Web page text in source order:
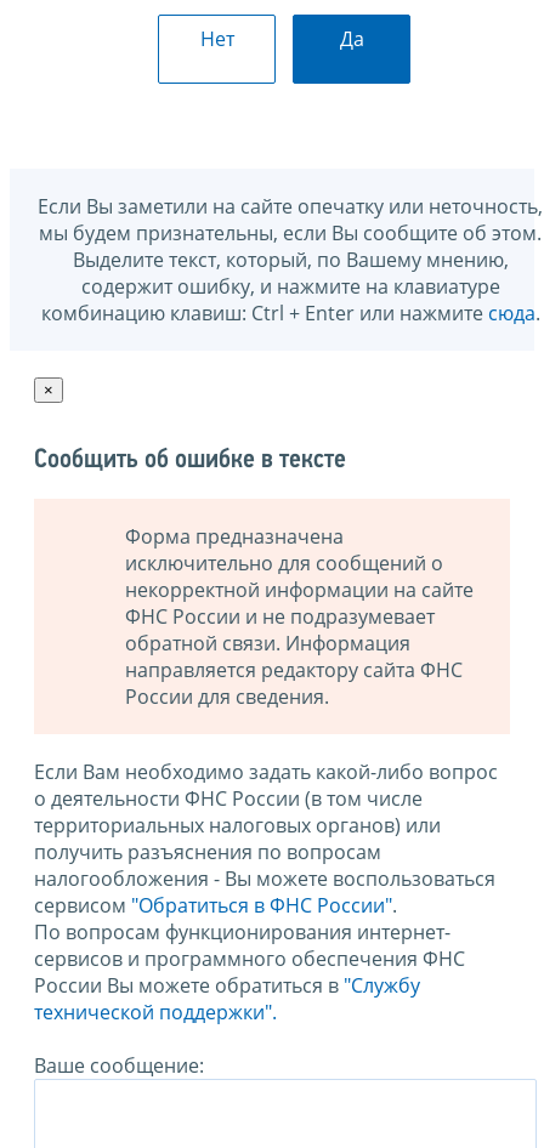
Нет Да
Если Вы заметили на сайте опечатку или неточность,
мы будем признательны, если Вы сообщите об этом.
Выделите текст, который, по Вашему мнению,
содержит ошибку, и нажмите на клавиатуре
комбинацию клавиш: Ctrl + Enter или нажмите сюда.
×
Сообщить об ошибке в тексте
Форма предназначена
исключительно для сообщений о
некорректной информации на сайте
ФНС России и не подразумевает
обратной связи. Информация
направляется редактору сайта ФНС
России для сведения.
Если Вам необходимо задать какой-либо вопрос
о деятельности ФНС России (в том числе
территориальных налоговых органов) или
получить разъяснения по вопросам
налогообложения - Вы можете воспользоваться
сервисом "Обратиться в ФНС России".
По вопросам функционирования интернет-
сервисов и программного обеспечения ФНС
России Вы можете обратиться в "Службу
технической поддержки".
Ваше сообщение: